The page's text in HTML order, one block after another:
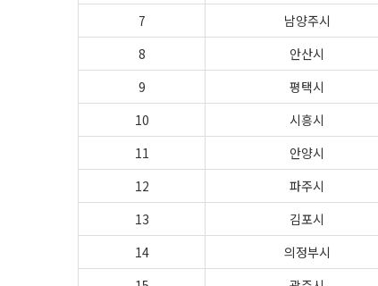
7
남양주시
8
안산시
9
평택시
10
시흥시
11
안양시
12
파주시
13
김포시
14
의정부시